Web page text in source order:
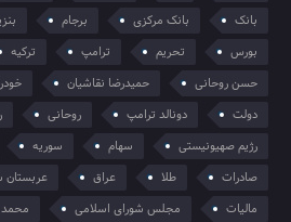
بانک
بانک مرکزی برجام
بورس
تحریم ترامپ ترکیه
حسن روحانی
حمیدرضا نقاشیان
دولت
دونالد ترامپ روحانی
رژیم صهیونیستی
سهام سوریه
صادرات
طلا عراق
مالیات
مجلس شورای اسلامی